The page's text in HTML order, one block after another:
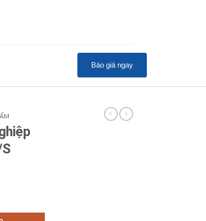
Báo giá ngay
MM22/S số lượng